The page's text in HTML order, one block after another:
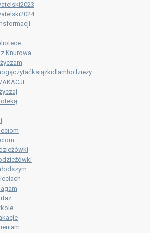
Knurowa